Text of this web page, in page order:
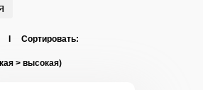
I Сортировать: